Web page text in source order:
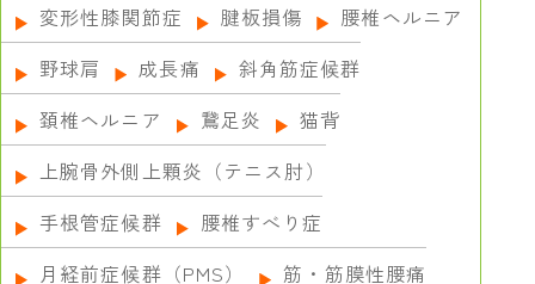
変形性膝関節症
腱板損傷
腰椎ヘルニア
野球肩
成長痛
斜角筋症候群
頚椎ヘルニア
鵞足炎
猫背
上腕骨外側上顆炎（テニス肘）
手根管症候群
腰椎すべり症
月経前症候群（PMS）
筋・筋膜性腰痛